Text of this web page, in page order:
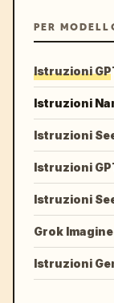
PER
Istruzioni
Istruzioni
Istruzioni
Istruzioni
Istruzioni
Grok
Istruzioni